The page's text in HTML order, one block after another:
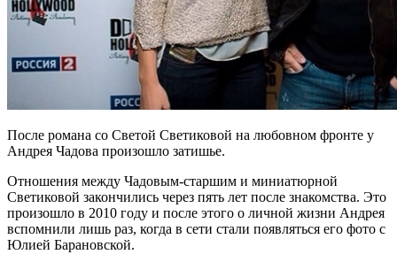
После романа со Светой Светиковой на любовном фронте у
Андрея Чадова произошло затишье.
Отношения между Чадовым-старшим и миниатюрной
Светиковой закончились через пять лет после знакомства. Это
произошло в 2010 году и после этого о личной жизни Андрея
вспомнили лишь раз, когда в сети стали появляться его фото с
Юлией Барановской.